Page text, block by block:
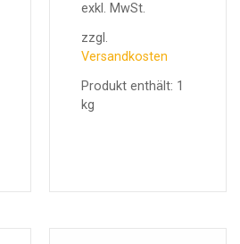
exkl. MwSt.
zzgl.
Versandkosten
Produkt enthält: 1
kg